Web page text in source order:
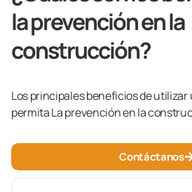
la prevención en la
construcción?
Los principales beneficios de
permita La prevención en la
Contáctanos